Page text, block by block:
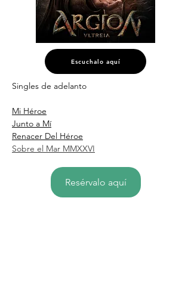
Escuchalo aquí
Singles de adelanto
Mi Héroe
Junto a Mí
Renacer Del Héroe
Sobre el Mar MMXXVI
Resérvalo aquí